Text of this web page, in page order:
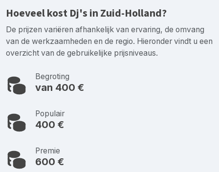
Hoeveel kost Dj's in Zuid-Holland?
De prijzen variëren afhankelijk van ervaring, de omvang
van de werkzaamheden en de regio. Hieronder vindt u een
overzicht van de gebruikelijke prijsniveaus.
Begroting
van 400 €
Populair
400 €
Premie
600 €